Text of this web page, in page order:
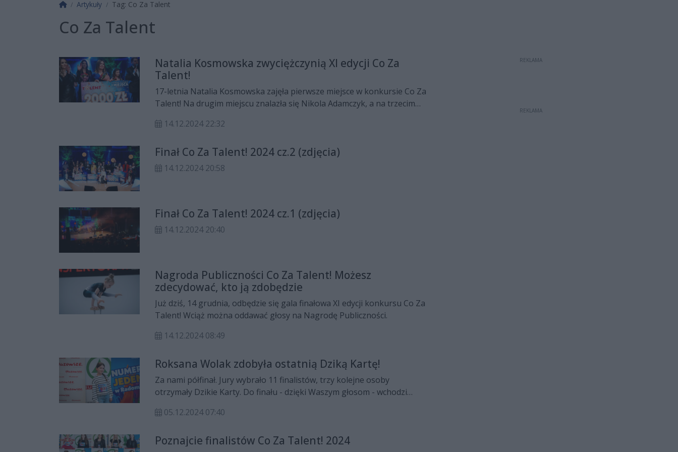
Strona główna
Artykuły Tag: Co Za Talent
Co Za Talent
Natalia Kosmowska zwyciężczynią XI edycji Co Za
Talent!
17-letnia Natalia Kosmowska zajęła pierwsze miejsce w konkursie Co Za
Talent! Na drugim miejscu znalazła się Nikola Adamczyk, a na trzecim
14.12.2024 22:32
Finał Co Za Talent! 2024 cz.2 (zdjęcia)
14.12.2024 20:58
Finał Co Za Talent! 2024 cz.1 (zdjęcia)
14.12.2024 20:40
Nagroda Publiczności Co Za Talent! Możesz
zdecydować, kto ją zdobędzie
Już dziś, 14 grudnia, odbędzie się gala finałowa XI edycji konkursu Co Za
Talent! Wciąż można oddawać głosy na Nagrodę Publiczności.
14.12.2024 08:49
Roksana Wolak zdobyła ostatnią Dziką Kartę!
Za nami półfinał. Jury wybrało 11 finalistów, trzy kolejne osoby
otrzymały Dzikie Karty. Do finału - dzięki Waszym głosom - wchodzi
nim występy wszystkich finalistów, których będzie można zobaczyć na
05.12.2024 07:40
Poznajcie finalistów Co Za Talent! 2024
REKLAMA
REKLAMA